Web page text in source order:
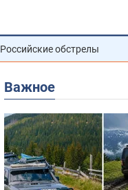
Российские обстрелы
Важное